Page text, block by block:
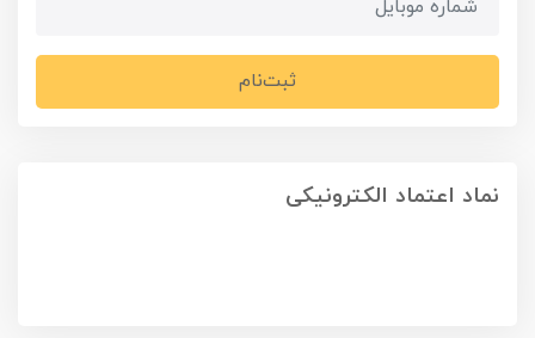
ثبت‌نام
نماد اعتماد الکترونیکی